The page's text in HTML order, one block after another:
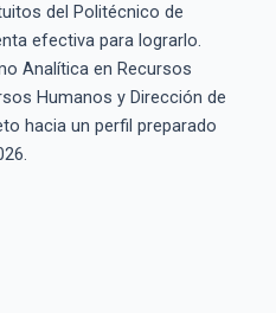
del Politécnico de
efectiva para lograrlo.
Analítica en Recursos
Humanos y Dirección de
hacia un perfil preparado